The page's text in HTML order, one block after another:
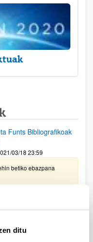
ditu
Funts Bibliografikoak
03/18 23:59
betiko ebazpana
orientada a la